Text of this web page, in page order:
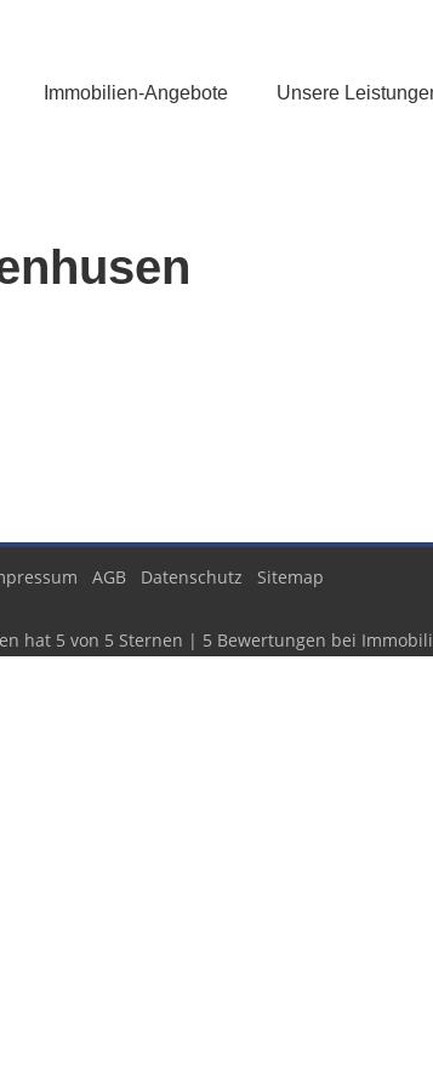
Immobilien-Angebote Unsere
AGB Datenschutz Sitemap
hat 5 von 5 Sternen | 5 Bewertungen bei